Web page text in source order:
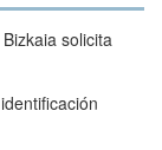
solicita